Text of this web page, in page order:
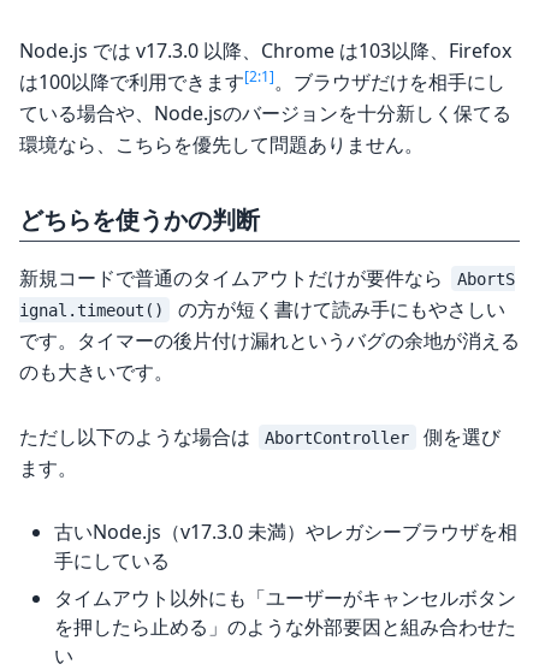
Node.js では v17.3.0 以降、Chrome は103以降、Firefox
は100以降で利用できます[2:1]。ブラウザだけを相手にし
ている場合や、Node.jsのバージョンを十分新しく保てる
環境なら、こちらを優先して問題ありません。
どちらを使うかの判断
新規コードで普通のタイムアウトだけが要件なら
AbortS
ignal.timeout()
の方が短く書けて読み手にもやさしい
です。タイマーの後片付け漏れというバグの余地が消える
のも大きいです。
ただし以下のような場合は AbortController
側を選び
ます。
古いNode.js（v17.3.0 未満）やレガシーブラウザを相
手にしている
タイムアウト以外にも「ユーザーがキャンセルボタン
を押したら止める」のような外部要因と組み合わせた
い